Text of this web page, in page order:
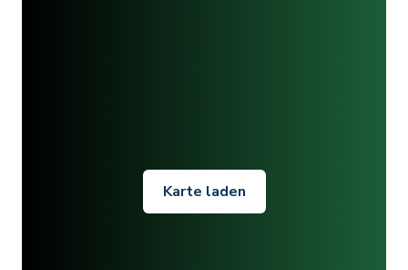
Karte laden